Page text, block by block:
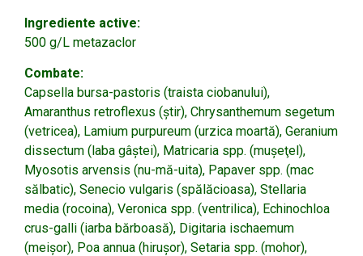
Ingrediente active:
500 g/L metazaclor
Combate:
Capsella bursa-pastoris (traista ciobanului),
Amaranthus retroflexus (ştir), Chrysanthemum segetum
(vetricea), Lamium purpureum (urzica moartă), Geranium
dissectum (laba gâştei), Matricaria spp. (muşeţel),
Myosotis arvensis (nu-mă-uita), Papaver spp. (mac
sălbatic), Senecio vulgaris (spălăcioasa), Stellaria
media (rocoina), Veronica spp. (ventrilica), Echinochloa
crus-galli (iarba bărboasă), Digitaria ischaemum
(meişor), Poa annua (hiruşor), Setaria spp. (mohor),